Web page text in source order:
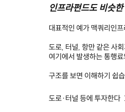
인프라펀드도 비슷
대표적인 예가 맥쿼리인
도로, 터널, 항만 같은 사
여기에서 발생하는 통행
구조를 보면 이해하기 쉽
도로·터널 등에 투자한